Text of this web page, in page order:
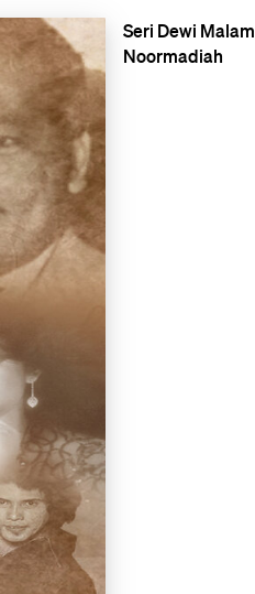
Seri Dewi Malam
Noormadiah